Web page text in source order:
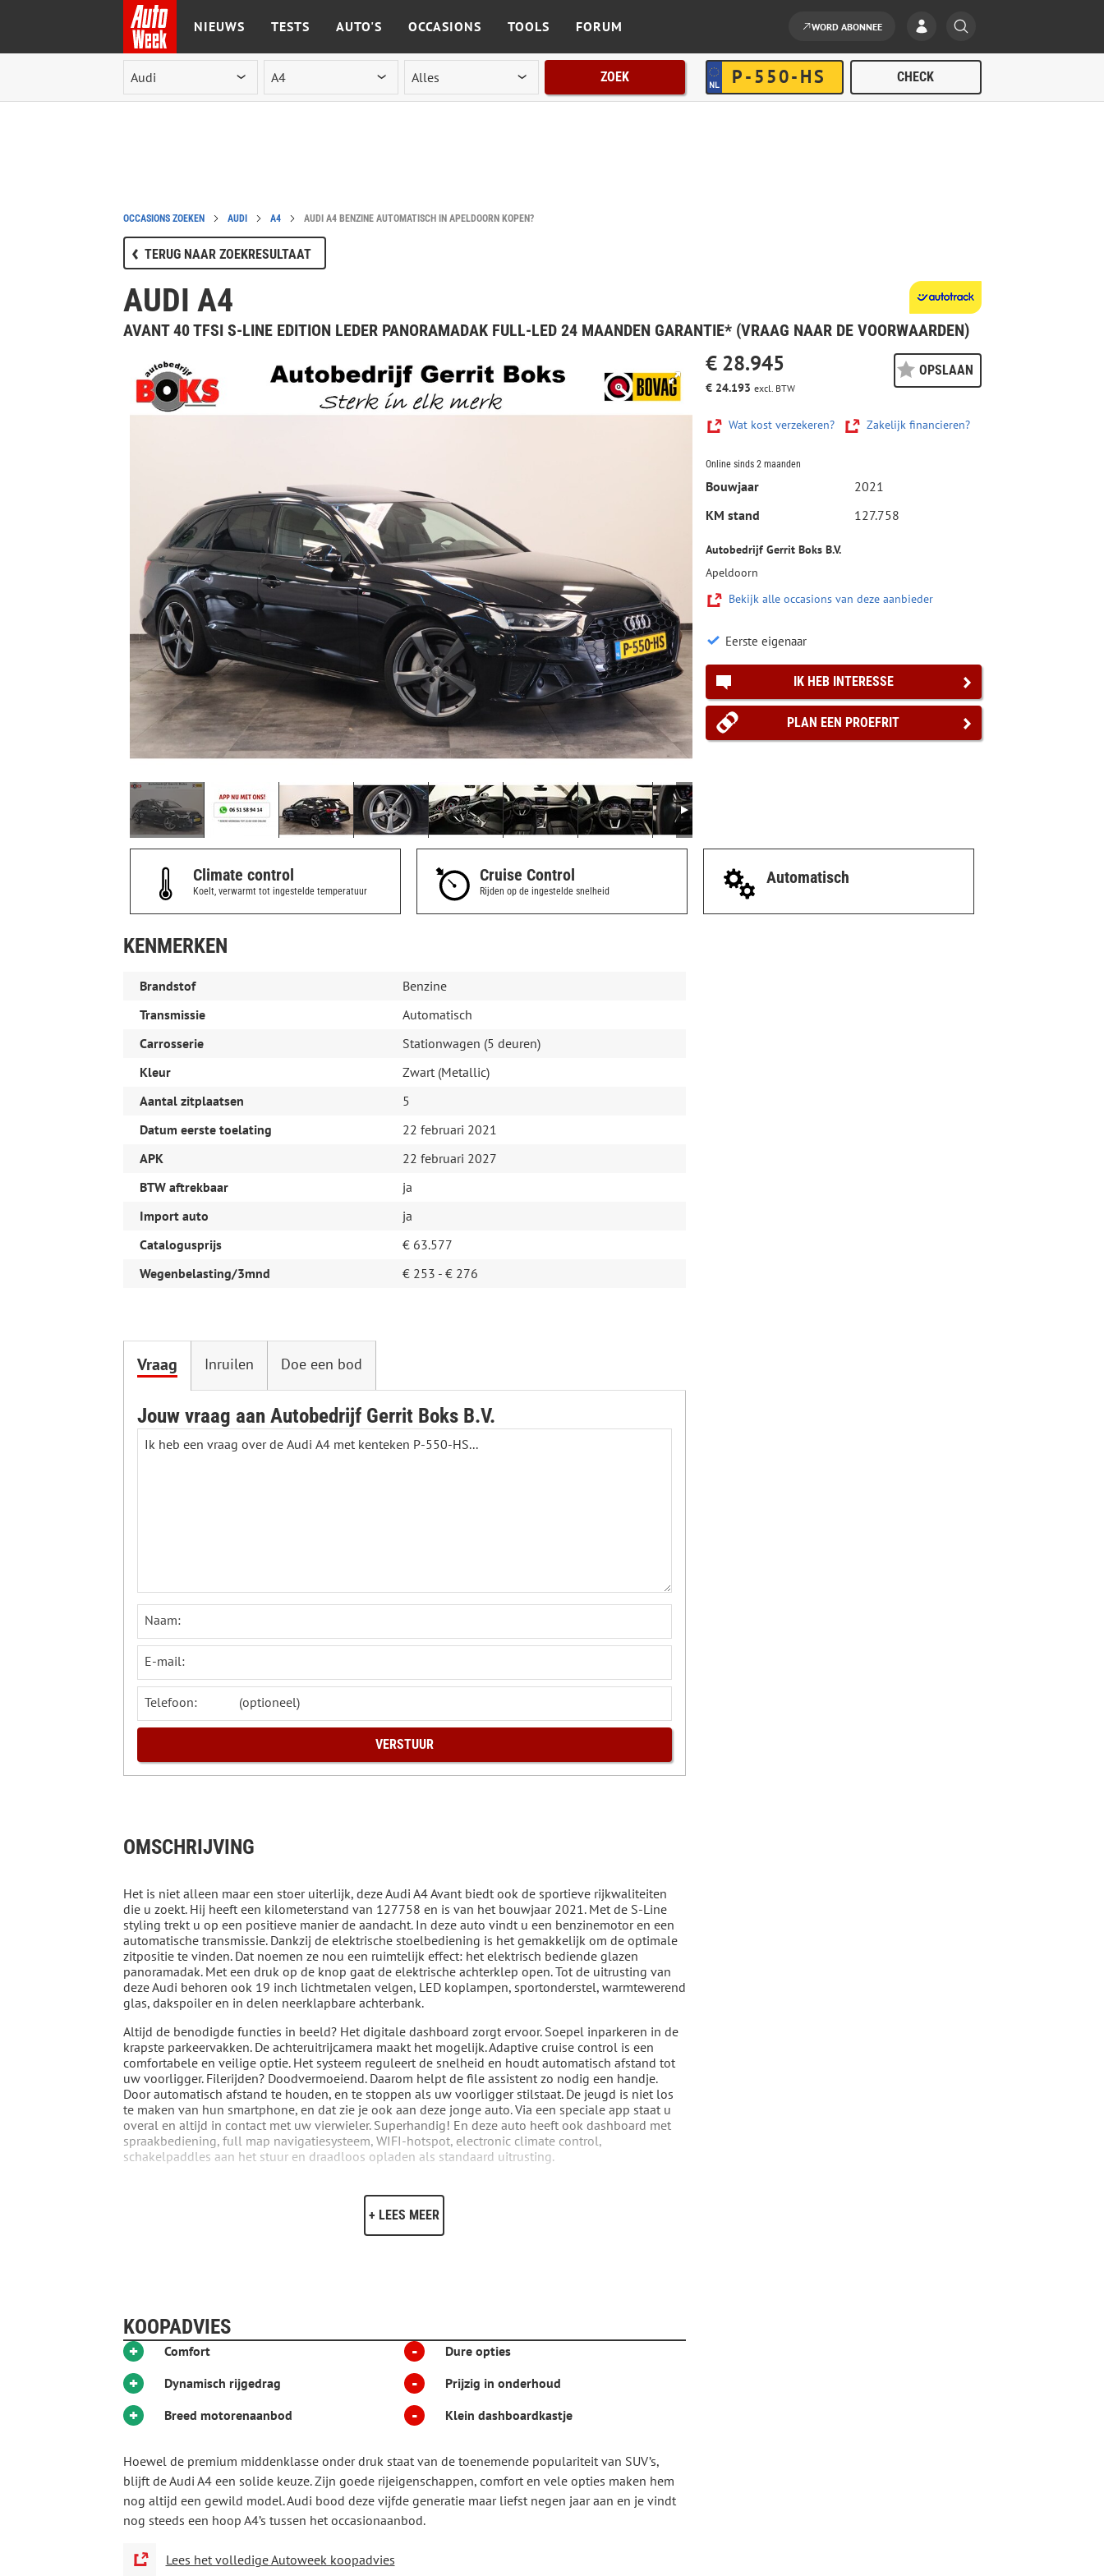
Ga naar de inhoud
NIEUWS TESTS AUTO'S OCCASIONS TOOLS FORUM WORD ABONNEE
ZOEK
OCCASIONS ZOEKEN AUDI A4 AUDI A4 BENZINE AUTOMATISCH IN APELDOORN KOPEN?
TERUG NAAR ZOEKRESULTAAT
AUDI A4
AVANT 40 TFSI S-LINE EDITION LEDER PANORAMADAK FULL-LED 24 MAANDEN GARANTIE* (VRAAG NAAR DE VOORWAARDEN)
€ 28.945
€ 24.193 excl. BTW
OPSLAAN
Wat kost verzekeren? Zakelijk financieren?
Online sinds 2 maanden
Bouwjaar
2021
KM stand
127.758
Autobedrijf Gerrit Boks B.V.
Apeldoorn
Bekijk alle occasions van deze aanbieder
Eerste eigenaar
IK HEB INTERESSE
PLAN EEN PROEFRIT
Climate control
Koelt, verwarmt tot ingestelde temperatuur
Cruise Control
Rijden op de ingestelde snelheid
Automatisch
KENMERKEN
Brandstof
Benzine
Transmissie
Automatisch
Carrosserie
Stationwagen (5 deuren)
Kleur
Zwart (Metallic)
Aantal zitplaatsen
5
Datum eerste toelating
22 februari 2021
APK
22 februari 2027
BTW aftrekbaar
ja
Import auto
ja
Catalogusprijs
€ 63.577
Wegenbelasting/3mnd
€ 253 - € 276
Vraag Inruilen Doe een bod
Jouw vraag aan Autobedrijf Gerrit Boks B.V.
Naam:
E-mail:
Telefoon:
OMSCHRIJVING
Het is niet alleen maar een stoer uiterlijk, deze Audi A4 Avant biedt ook de sportieve rijkwaliteiten
die u zoekt. Hij heeft een kilometerstand van 127758 en is van het bouwjaar 2021. Met de S-Line
styling trekt u op een positieve manier de aandacht. In deze auto vindt u een benzinemotor en een
automatische transmissie. Dankzij de elektrische stoelbediening is het gemakkelijk om de optimale
zitpositie te vinden. Dat noemen ze nou een ruimtelijk effect: het elektrisch bediende glazen
panoramadak. Met een druk op de knop gaat de elektrische achterklep open. Tot de uitrusting van
deze Audi behoren ook 19 inch lichtmetalen velgen, LED koplampen, sportonderstel, warmtewerend
glas, dakspoiler en in delen neerklapbare achterbank.
Altijd de benodigde functies in beeld? Het digitale dashboard zorgt ervoor. Soepel inparkeren in de
krapste parkeervakken. De achteruitrijcamera maakt het mogelijk. Adaptive cruise control is een
comfortabele en veilige optie. Het systeem reguleert de snelheid en houdt automatisch afstand tot
uw voorligger. Filerijden? Doodvermoeiend. Daarom helpt de file assistent zo nodig een handje.
Door automatisch afstand te houden, en te stoppen als uw voorligger stilstaat. De jeugd is niet los
te maken van hun smartphone, en dat zie je ook aan deze jonge auto. Via een speciale app staat u
overal en altijd in contact met uw vierwieler. Superhandig! En deze auto heeft ook dashboard met
spraakbediening, full map navigatiesysteem, WIFI-hotspot, electronic climate control,
schakelpaddles aan het stuur en draadloos opladen als standaard uitrusting.
instrumentarium ziet u tijdens de rit ook de belangrijkste verkeersborden aangegeven, die de auto
automatisch voor u leest. Het Lane-keeping systeem registreert permanent of u binnen de lijnen van
de rijstrook blijft; dwaalt u onbedoeld af, dan waarschuwt het systeem en corrigeert de koers. Voor
Aanvullende opties en accessoires
Exterieur
Aluminium delen exterieur
Buitensp.elektr.inklap en aut. dimmend
Buitenspiegels elektr. met geheugen
Buitenspiegels elektrisch inklapbaar
File assistent
Zonnescherm zijruiten
Infotainment
Audio-installatie
Interieur
+ LEES MEER
KOOPADVIES
+ Comfort
+ Dynamisch rijgedrag
+ Breed motorenaanbod
- Dure opties
- Prijzig in onderhoud
- Klein dashboardkastje
Hoewel de premium middenklasse onder druk staat van de toenemende populariteit van SUV’s,
blijft de Audi A4 een solide keuze. Zijn goede rijeigenschappen, comfort en vele opties maken hem
nog altijd een gewild model. Audi bood deze vijfde generatie maar liefst negen jaar aan en je vindt
nog steeds een hoop A4’s tussen het occasionaanbod.
Lees het volledige Autoweek koopadvies